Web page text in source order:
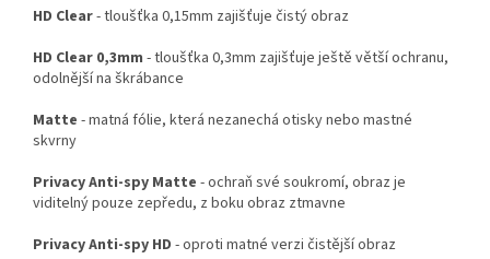
HD Clear- tloušťka 0,15mm zajišťuje čistý obraz
HD Clear 0,3mm - tloušťka 0,3mm zajišťuje ještě větší ochranu,
odolnější na škrábance
Matte - matná fólie, která nezanechá otisky nebo mastné
skvrny
Privacy Anti-spy Matte - ochraň své soukromí, obraz je
viditelný pouze zepředu, z boku obraz ztmavne
Privacy Anti-spy HD - oproti matné verzi čistější obraz